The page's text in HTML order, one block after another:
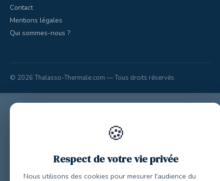
Contact
Mentions légales
Qui sommes-nous ?
© 2026 Thalasso-Thermale.com — Tous droits réservés
🍪
Respect de votre vie privée
Nous utilisons des cookies pour mesurer l'audience du